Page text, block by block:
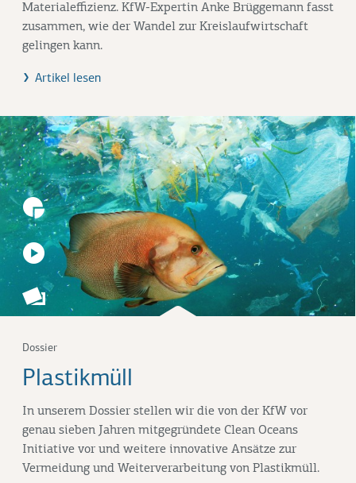
Materialeffizienz. KfW-Expertin Anke Brüggemann fasst
zusammen, wie der Wandel zur Kreislaufwirtschaft
gelingen kann.
Artikel lesen
Dossier
Plastikmüll
In unserem Dossier stellen wir die von der KfW vor
genau sieben Jahren mitgegründete Clean Oceans
Initiative vor und weitere innovative Ansätze zur
Vermeidung und Weiterverarbeitung von Plastikmüll.